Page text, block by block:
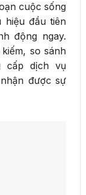
cuộc sống
hiệu đầu tiên
động ngay.
so sánh
cấp dịch vụ
được sự